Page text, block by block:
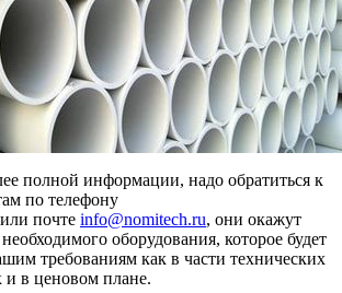
полной информации, надо обратиться к
по телефону
почте info@nomitech.ru, они окажут
оборудования, которое будет
требованиям как в части технических
и в ценовом плане.